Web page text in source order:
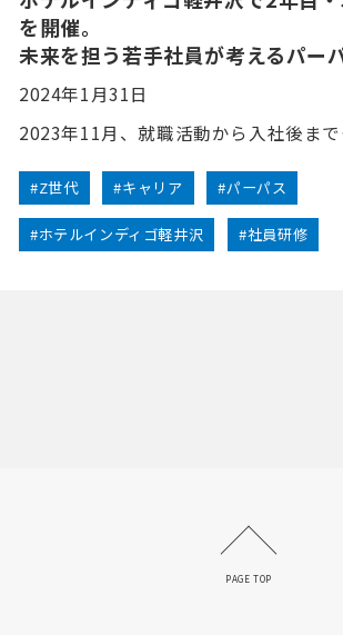
を開催。
未来を担う若手社員が考えるパー
2024年1月31日
2023年11月、就職活動から入社後ま
#Z世代 #キャリア #パーパス
#ホテルインディゴ軽井沢 #社員研修
PAGE TOP